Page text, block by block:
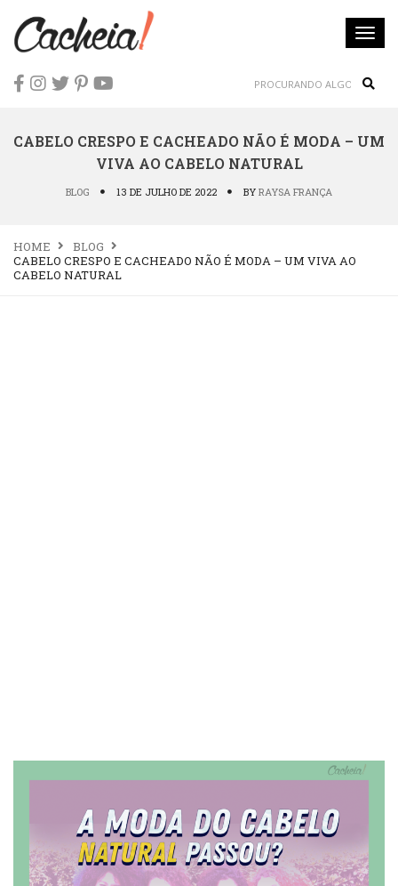
CABELO CRESPO E CACHEADO NÃO É MODA – UM
VIVA AO CABELO NATURAL
BLOG 13 DE JULHO DE 2022 BY RAYSA FRANÇA
HOME
BLOG
CABELO CRESPO E CACHEADO NÃO É MODA – UM VIVA AO
CABELO NATURAL